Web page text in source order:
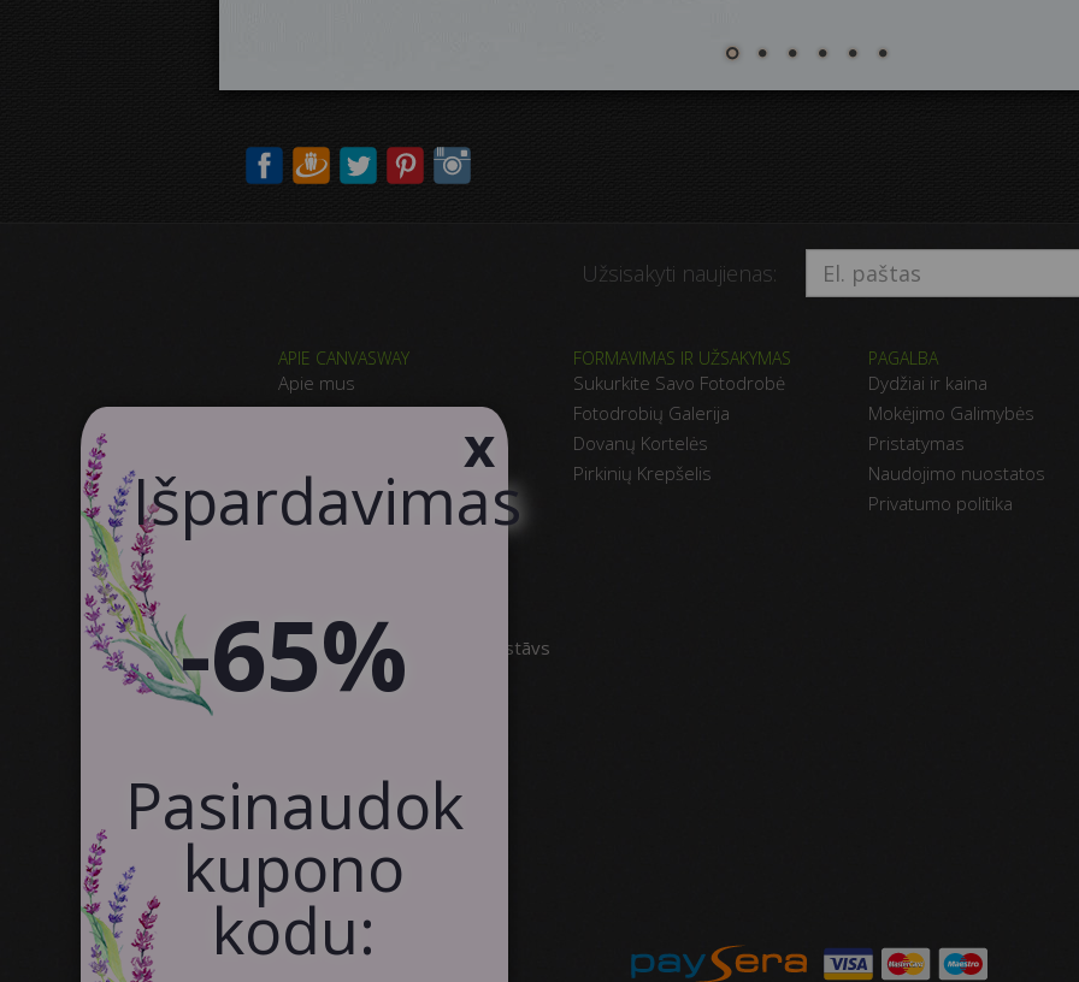
Užsisakyti naujienas:
APIE CANVASWAY
Apie mus
Kodėl CanvasWAY
Klientų Atsiliepimai
Susisiekite
Bendradarbiavimas
FORMAVIMAS IR UŽSAKYMAS
Sukurkite Savo Fotodrobė
Fotodrobių Galerija
Dovanų Kortelės
Pirkinių Krepšelis
PAGALBA
Dydžiai ir kaina
Mokėjimo Galimybės
Pristatymas
Naudojimo nuostatos
Privatumo politika
SIA Canvas WAY
Brīvības gatve 323, Rīga, 3.stāvs
info@canvasway.com
+371 27071150
x
Išpardavimas
-65%
Pasinaudok
kupono
kodu: